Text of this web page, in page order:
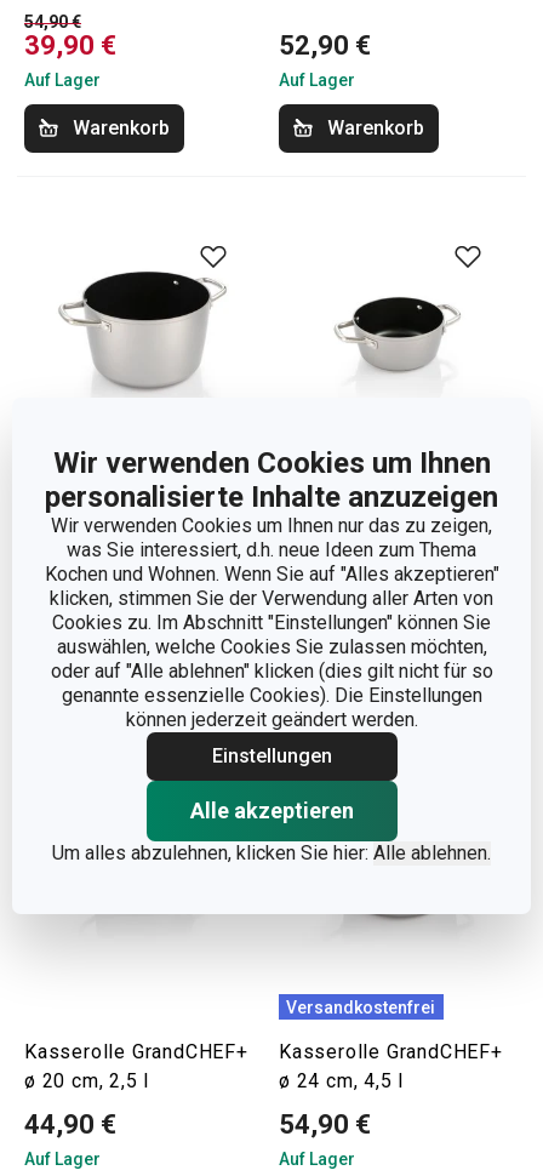
Wir verwenden Cookies um Ihnen
personalisierte Inhalte anzuzeigen
Wir verwenden Cookies um Ihnen nur das zu zeigen,
was Sie interessiert, d.h. neue Ideen zum Thema
Kochen und Wohnen. Wenn Sie auf "Alles akzeptieren"
klicken, stimmen Sie der Verwendung aller Arten von
Cookies zu. Im Abschnitt "Einstellungen" können Sie
auswählen, welche Cookies Sie zulassen möchten,
oder auf "Alle ablehnen" klicken (dies gilt nicht für so
genannte essenzielle Cookies). Die Einstellungen
können jederzeit geändert werden.
Einstellungen
Alle akzeptieren
Um alles abzulehnen, klicken Sie hier: Alle ablehnen.
54,90 €
39,90 €
Auf Lager
Warenkorb
52,90 €
Auf Lager
Warenkorb
Versandkostenfrei
Topf GrandCHEF+
ø 24 cm, 6,0 l
65,90 €
Auf Lager
Warenkorb
Kasserolle GrandCHEF+
ø 18 cm, 1,8 l
39,90 €
Auf Lager
Warenkorb
Kasserolle GrandCHEF+
ø 20 cm, 2,5 l
44,90 €
Auf Lager
Versandkostenfrei
Kasserolle GrandCHEF+
ø 24 cm, 4,5 l
54,90 €
Auf Lager